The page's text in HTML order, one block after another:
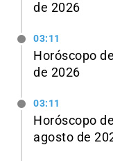
de 2026
03:11
Horóscopo
de 2026
03:11
Horóscopo
agosto de